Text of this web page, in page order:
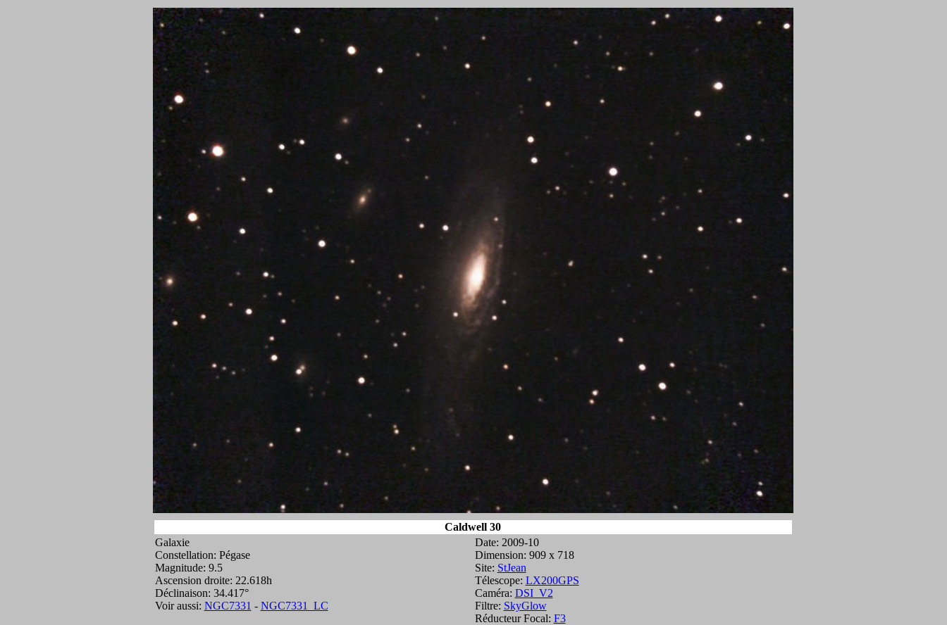
Caldwell 30
Galaxie
Constellation: Pégase
Magnitude: 9.5
Ascension droite: 22.618h
Déclinaison: 34.417°
Voir aussi: NGC7331 - NGC7331_LC
Date: 2009-10
Dimension: 909 x 718
Site: StJean
Télescope: LX200GPS
Caméra: DSI_V2
Filtre: SkyGlow
Réducteur Focal: F3